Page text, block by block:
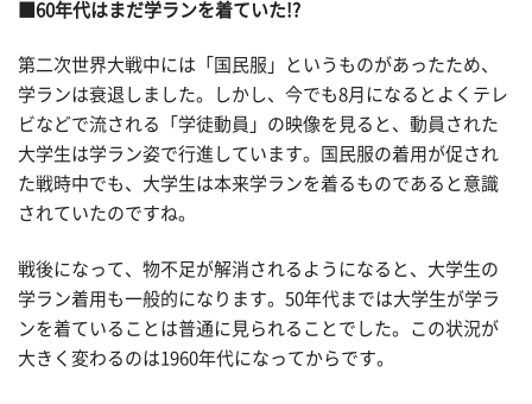
■60年代はまだ学ランを着ていた!?
第二次世界大戦中には「国民服」というものがあったため、
学ランは衰退しました。しかし、今でも8月になるとよくテレ
ビなどで流される「学徒動員」の映像を見ると、動員された
大学生は学ラン姿で行進しています。国民服の着用が促され
た戦時中でも、大学生は本来学ランを着るものであると意識
されていたのですね。
戦後になって、物不足が解消されるようになると、大学生の
学ラン着用も一般的になります。50年代までは大学生が学ラ
ンを着ていることは普通に見られることでした。この状況が
大きく変わるのは1960年代になってからです。